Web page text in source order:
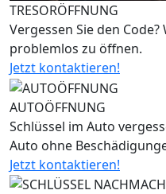
TRESORÖFFNUNG
Vergessen Sie den
problemlos zu öffnen.
Jetzt kontaktieren!
AUTOÖFFNUNG
Schlüssel im Auto
Auto ohne
Jetzt kontaktieren!